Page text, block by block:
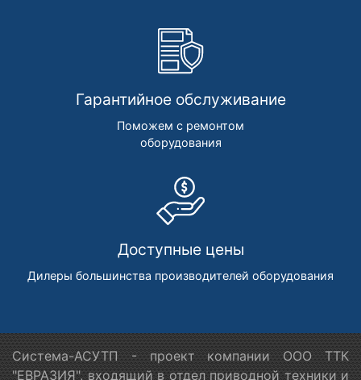
Гарантийное обслуживание
Поможем с ремонтом
оборудования
Доступные цены
Дилеры большинства производителей оборудования
Система-АСУТП - проект компании ООО ТТК
"ЕВРАЗИЯ", входящий в отдел приводной техники и